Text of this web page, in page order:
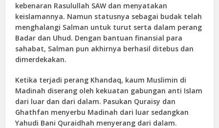
kebenaran Rasulullah SAW dan menyatakan
keislamannya. Namun statusnya sebagai budak telah
menghalangi Salman untuk turut serta dalam perang
Badar dan Uhud. Dengan bantuan finansial para
sahabat, Salman pun akhirnya berhasil ditebus dan
dimerdekakan.
Ketika terjadi perang Khandaq, kaum Muslimin di
Madinah diserang oleh kekuatan gabungan anti Islam
dari luar dan dari dalam. Pasukan Quraisy dan
Ghathfan menyerbu Madinah dari luar sedangkan
Yahudi Bani Quraidhah menyerang dari dalam.